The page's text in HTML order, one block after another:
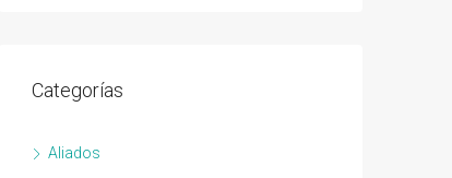
Categorías
Aliados